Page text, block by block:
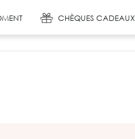
CHÈQUES CADEAUX